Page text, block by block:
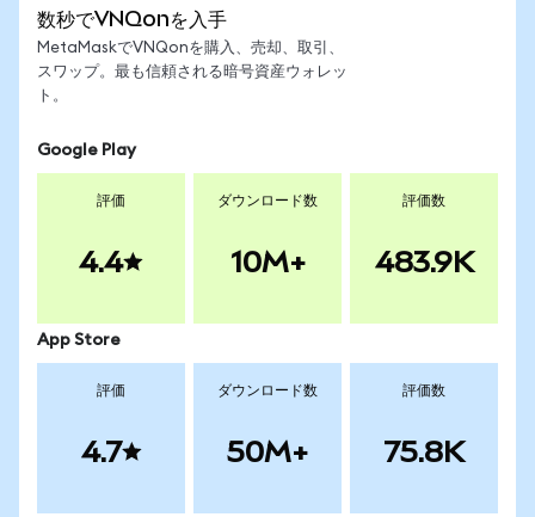
数秒でVNQonを入手
MetaMaskでVNQonを購入、売却、取引、
スワップ。最も信頼される暗号資産ウォレッ
ト。
Google Play
評価
4.4
ダウンロード数
10M+
評価数
483.9K
App Store
評価
4.7
ダウンロード数
50M+
評価数
75.8K